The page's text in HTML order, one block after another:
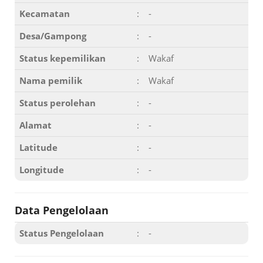
Kecamatan :
-
Desa/Gampong
:
-
Status kepemilikan
:
Wakaf
Nama pemilik
:
Wakaf
Status perolehan
:
-
Alamat
:
-
Latitude
:
-
Longitude
: -
Data Pengelolaan
Status Pengelolaan : -